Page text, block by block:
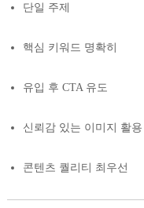
단일 주제
핵심 키워드 명확히
유입 후 CTA 유도
신뢰감 있는 이미지 활용
콘텐츠 퀄리티 최우선